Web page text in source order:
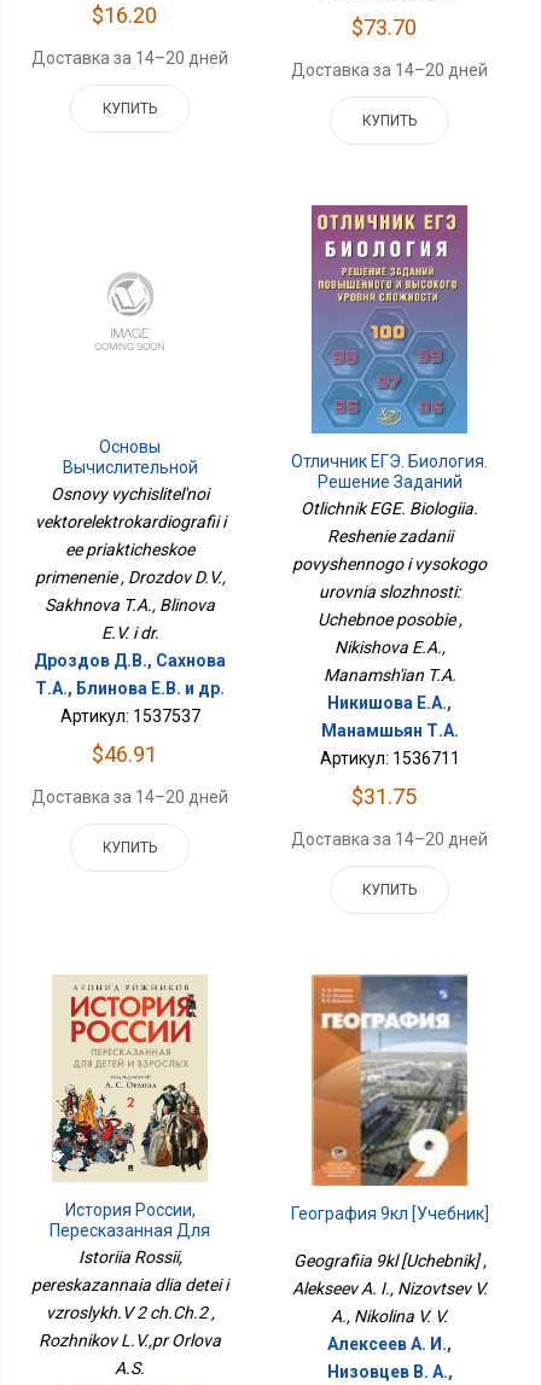
$16.20
Доставка за 14–20 дней
КУПИТЬ
$73.70
Доставка за 14–20 дней
КУПИТЬ
Основы
Вычислительной
Векторэлектрокардиографии
И Ее Приактическое
Применение
Osnovy vychislitel'noi
vektorelektrokardiografii i
ee priakticheskoe
primenenie , Drozdov D.V.,
Sakhnova T.A., Blinova
E.V. i dr.
Дроздов Д.В., Сахнова
Т.А., Блинова Е.В. и др.
Артикул: 1537537
$46.91
Доставка за 14–20 дней
КУПИТЬ
Отличник ЕГЭ. Биология.
Решение Заданий
Повышенного И
Высокого Уровня
Сложности: Учебное
Пособие
Otlichnik EGE. Biologiia.
Reshenie zadanii
povyshennogo i vysokogo
urovnia slozhnosti:
Uchebnoe posobie ,
Nikishova E.A.,
Manamsh'ian T.A.
Никишова Е.А.,
Манамшьян Т.А.
Артикул: 1536711
$31.75
Доставка за 14–20 дней
КУПИТЬ
История России,
Пересказанная Для
Детей И Взрослых. В 2-Х
Частях Часть 2
Istoriia Rossii,
pereskazannaia dlia detei i
vzroslykh.V 2 ch.Ch.2 ,
Rozhnikov L.V.,pr Orlova
A.S.
География 9кл [Учебник]
Geografiia 9kl [Uchebnik] ,
Alekseev A. I., Nizovtsev V.
A., Nikolina V. V.
Алексеев А. И.,
Низовцев В. А.,